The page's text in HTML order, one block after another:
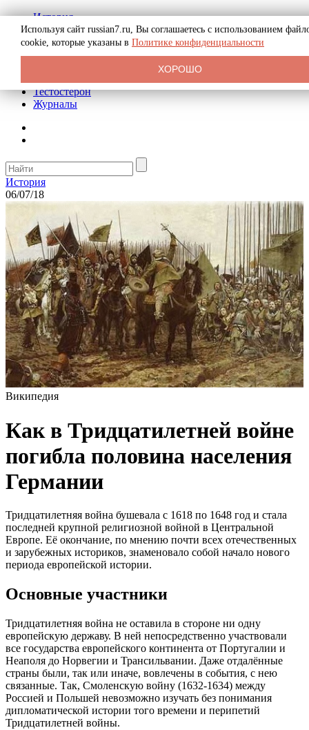
История
Биография
Криминал
Реклама на сайте
Тестостерон
Журналы
История
06/07/18
Википедия
Как в Тридцатилетней войне
погибла половина населения
Германии
Тридцатилетняя война бушевала с 1618 по 1648 год и стала
последней крупной религиозной войной в Центральной
Европе. Её окончание, по мнению почти всех отечественных
и зарубежных историков, знаменовало собой начало нового
периода европейской истории.
Основные участники
Тридцатилетняя война не оставила в стороне ни одну
европейскую державу. В ней непосредственно участвовали
все государства европейского континента от Португалии и
Неаполя до Норвегии и Трансильвании. Даже отдалённые
страны были, так или иначе, вовлечены в события, с нею
связанные. Так, Смоленскую войну (1632-1634) между
Россией и Польшей невозможно изучать без понимания
дипломатической истории того времени и перипетий
Тридцатилетней войны.
Используя сайт russian7.ru, Вы соглашаетесь с использованием
cookie, которые указаны в Политике конфиденциальности
ХОРОШО